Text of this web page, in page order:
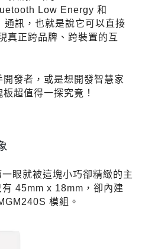
Low Energy 和
訊，也就是說它可以直接
真正跨品牌、跨裝置的互
發者，或是想開發智慧家
超值得一探究竟！
眼就被這塊小巧卻精緻的主
45mm x 18mm，卻內建
模組。